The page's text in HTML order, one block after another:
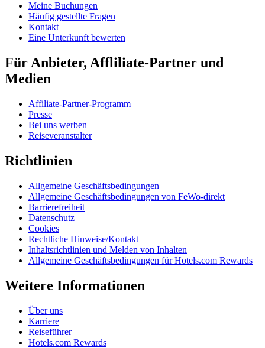
Meine Buchungen
Häufig gestellte Fragen
Kontakt
Eine Unterkunft bewerten
Für Anbieter, Affliliate-Partner und
Medien
Affiliate-Partner-Programm
Presse
Bei uns werben
Reiseveranstalter
Richtlinien
Allgemeine Geschäftsbedingungen
Allgemeine Geschäftsbedingungen von FeWo-direkt
Barrierefreiheit
Datenschutz
Cookies
Rechtliche Hinweise/Kontakt
Inhaltsrichtlinien und Melden von Inhalten
Allgemeine Geschäftsbedingungen für Hotels.com Rewards
Weitere Informationen
Über uns
Karriere
Reiseführer
Hotels.com Rewards